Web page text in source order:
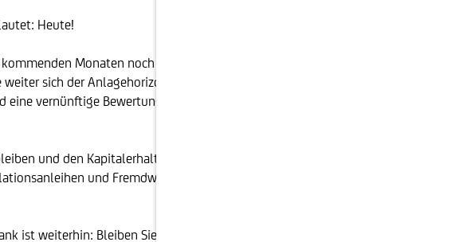
Heute!
Monaten noch weiter fallen oder ob nun eine Erholung
sich der Anlagehorizont in die Zukunft ausdehnt, umso
vernünftige Bewertung setzt, im Schnitt eine positive
und den Kapitalerhalt auch weiterhin über den Kapitalertrag stellen.
und Fremdwährungen. Die Schoellerbank ist mit dieser
ist weiterhin: Bleiben Sie optimistisch!